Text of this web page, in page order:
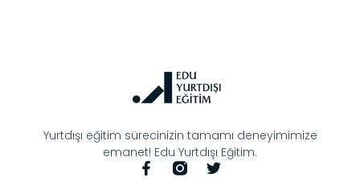
Yurtdışı eğitim sürecinizin tamamı deneyimimize
emanet! Edu Yurtdışı Eğitim.